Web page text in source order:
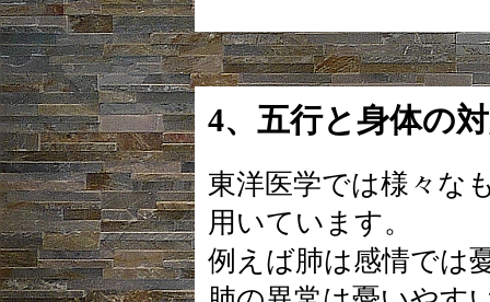
4、五行と身体の
東洋医学では様々な
用いています。
例えば肺は感情では